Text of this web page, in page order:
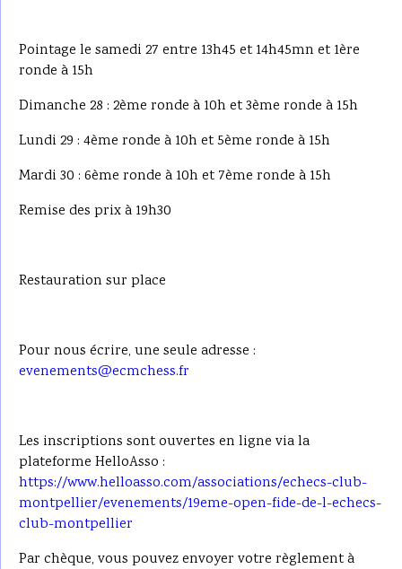
Pointage le samedi 27 entre 13h45 et 14h45mn et 1ère
ronde à 15h
Dimanche 28 : 2ème ronde à 10h et 3ème ronde à 15h
Lundi 29 : 4ème ronde à 10h et 5ème ronde à 15h
Mardi 30 : 6ème ronde à 10h et 7ème ronde à 15h
Remise des prix à 19h30
Restauration sur place
Pour nous écrire, une seule adresse :
evenements@ecmchess.fr
Les inscriptions sont ouvertes en ligne via la
plateforme HelloAsso :
https://www.helloasso.com/associations/echecs-club-
montpellier/evenements/19eme-open-fide-de-l-echecs-
club-montpellier
Par chèque, vous pouvez envoyer votre règlement à